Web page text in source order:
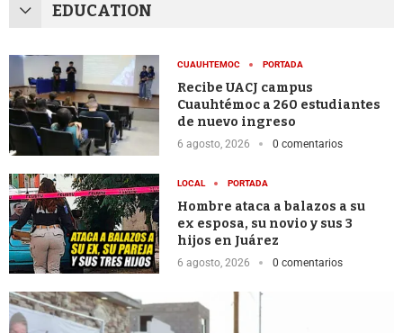
EDUCATION
CUAUHTEMOC PORTADA
Recibe UACJ campus
Cuauhtémoc a 260 estudiantes
de nuevo ingreso
6 agosto, 2026 0 comentarios
LOCAL PORTADA
Hombre ataca a balazos a su
ex esposa, su novio y sus 3
hijos en Juárez
6 agosto, 2026 0 comentarios